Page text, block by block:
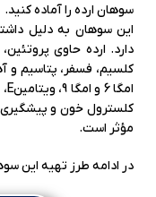
سوهان ارده را آماده کنید.
این سوهان به دلیل
دارد. ارده حاوی
کلسیم، فسفر، پتاسیم و
کلسترول خون و پیشگیری
مؤثر است.
در ادامه طرز تهیه این